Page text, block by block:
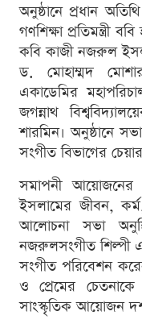
অনুষ্ঠানে প্রধান
গণশিক্ষা প্রতিমন্ত্রী
কবি কাজী নজরুল
ড. মোহাম্মদ
একাডেমির
জগন্নাথ
শারমিন। অনুষ্ঠানে
সংগীত বিভাগের
সমাপনী
ইসলামের জীবন,
আলোচনা সভা
নজরুলসংগীত শিল্পী
সংগীত পরিবেশন
ও প্রেমের
সাংস্কৃতিক আয়োজন